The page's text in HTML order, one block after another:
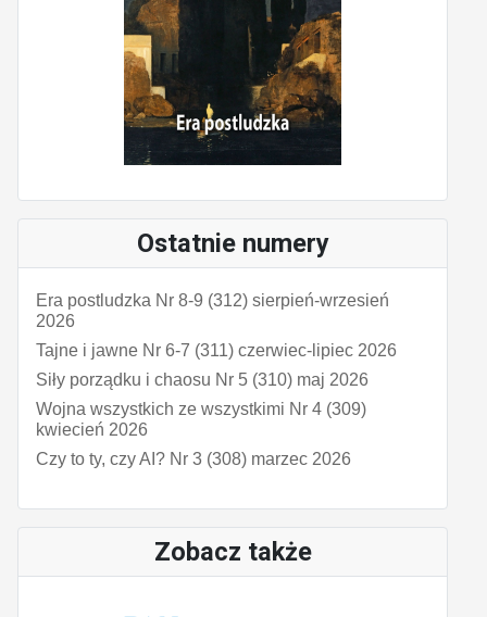
Ostatnie numery
Era postludzka Nr 8-9 (312) sierpień-wrzesień
2026
Tajne i jawne Nr 6-7 (311) czerwiec-lipiec 2026
Siły porządku i chaosu Nr 5 (310) maj 2026
Wojna wszystkich ze wszystkimi Nr 4 (309)
kwiecień 2026
Czy to ty, czy AI? Nr 3 (308) marzec 2026
Zobacz także